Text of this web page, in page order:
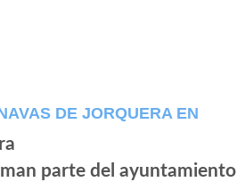
DE JORQUERA EN
parte del ayuntamiento